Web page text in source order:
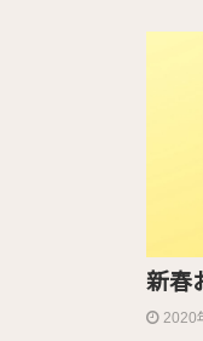
新春
2020